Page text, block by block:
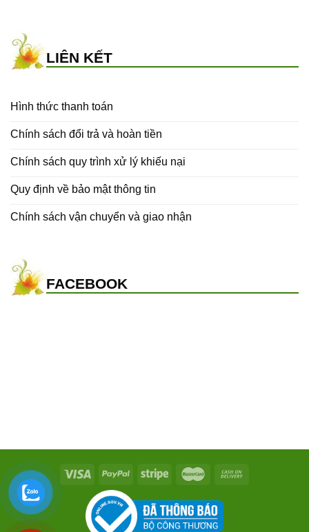
LIÊN KẾT
Hình thức thanh toán
Chính sách đổi trả và hoàn tiền
Chính sách quy trình xử lý khiếu nại
Quy định về bảo mật thông tin
Chính sách vận chuyển và giao nhận
FACEBOOK